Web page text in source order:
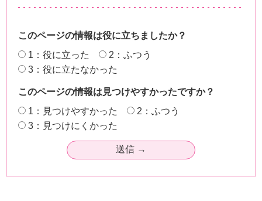
このページの情報は役に立ちましたか？
1：役に立った
2：ふつう
3：役に立たなかった
このページの情報は見つけやすかったですか？
1：見つけやすかった
2：ふつう
3：見つけにくかった